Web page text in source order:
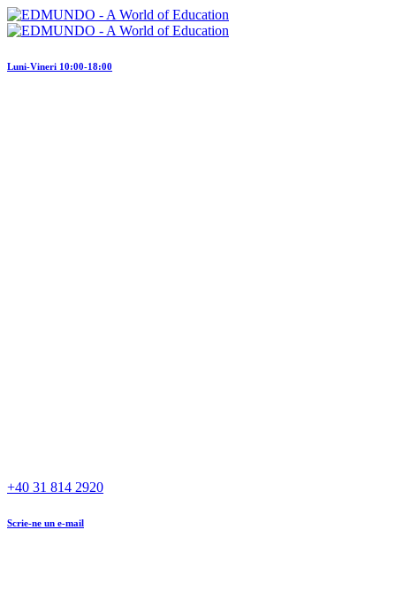
Luni-Vineri 10:00-18:00
+40 31 814 2920
Scrie-ne un e-mail